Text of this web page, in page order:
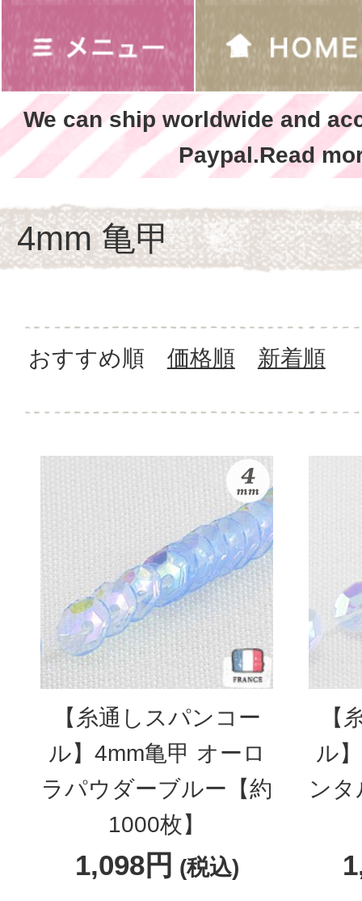
We can ship worldwide and
Paypal.Read
4mm 亀甲
おすすめ順 価格順 新着順
【糸通しスパンコー
ル】4mm亀甲 オーロ
ラパウダーブルー【約
1000枚】
1,098円 (税込)
【
ル
ン